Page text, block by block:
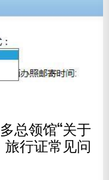
总领馆“关于
行证常见问